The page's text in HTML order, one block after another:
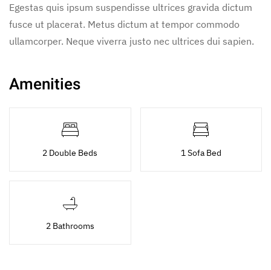
Egestas quis ipsum suspendisse ultrices gravida dictum
fusce ut placerat. Metus dictum at tempor commodo
ullamcorper. Neque viverra justo nec ultrices dui sapien.
Amenities
2 Double Beds 1 Sofa Bed
2 Bathrooms